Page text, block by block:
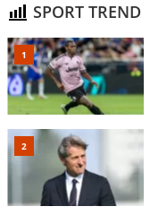
SPORT TREND